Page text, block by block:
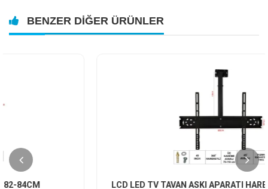
BENZER DIĞER ÜRÜNLER
LCD LED TV TAVAN ASKI APARATI HAREKETLİ 49 124CM